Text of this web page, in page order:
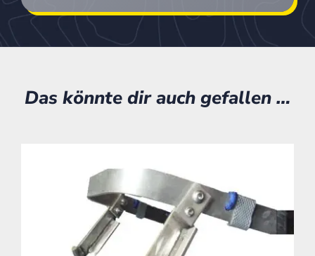
Das könnte dir auch gefallen …